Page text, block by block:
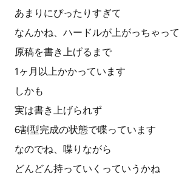
あまりにぴったりすぎて
なんかね、ハードルが上がっちゃって
原稿を書き上げるまで
1ヶ月以上かかっています
しかも
実は書き上げられず
6割型完成の状態で喋っています
なのでね、喋りながら
どんどん持っていくっていうかね